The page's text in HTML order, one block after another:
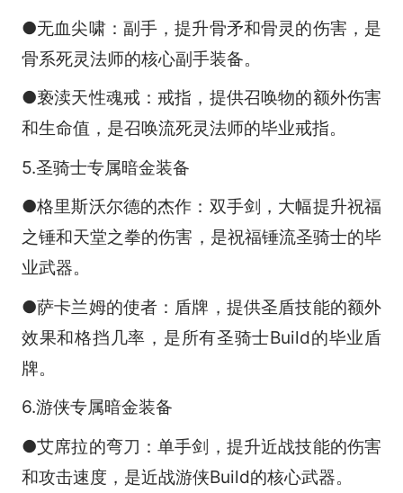
●无血尖啸：副手，提升骨矛和骨灵的伤害，是
骨系死灵法师的核心副手装备。
●亵渎天性魂戒：戒指，提供召唤物的额外伤害
和生命值，是召唤流死灵法师的毕业戒指。
5.圣骑士专属暗金装备
●格里斯沃尔德的杰作：双手剑，大幅提升祝福
之锤和天堂之拳的伤害，是祝福锤流圣骑士的毕
业武器。
●萨卡兰姆的使者：盾牌，提供圣盾技能的额外
效果和格挡几率，是所有圣骑士Build的毕业盾
牌。
6.游侠专属暗金装备
●艾席拉的弯刀：单手剑，提升近战技能的伤害
和攻击速度，是近战游侠Build的核心武器。